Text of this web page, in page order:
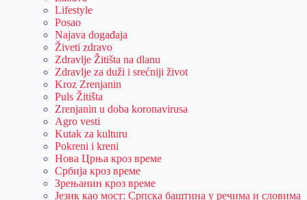
Lifestyle
Posao
Najava događaja
Živeti zdravo
Zdravlje Žitišta na dlanu
Zdravlje za duži i srećniji život
Kroz Zrenjanin
Puls Žitišta
Zrenjanin u doba koronavirusa
Agro vesti
Kutak za kulturu
Pokreni i kreni
Нова Црња кроз време
Србија кроз време
Зрењанин кроз време
Језик као мост: Српска баштина у речима и словима